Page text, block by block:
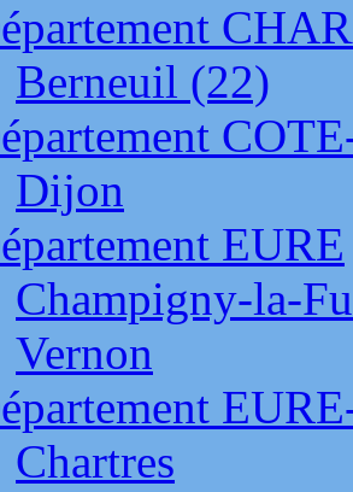
Berneuil (22)
Dijon
EURE
Champigny-la-
Vernon
Chartres